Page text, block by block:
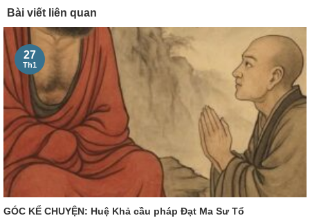
Bài viết liên quan
GÓC KỂ CHUYỆN: Huệ Khả cầu pháp Đạt Ma Sư Tổ
27
Th1